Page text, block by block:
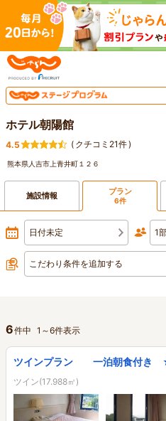
ホテル朝陽館
4.5 ( クチコミ21件)
熊本県人吉市上青井町１２６
施設情報 プラン
6件
日付未定 1
こだわり条件を追加する
6件中 1 ～6件表示
ツインプラン 一泊朝食付き ☆
ツイン(17.988㎡)